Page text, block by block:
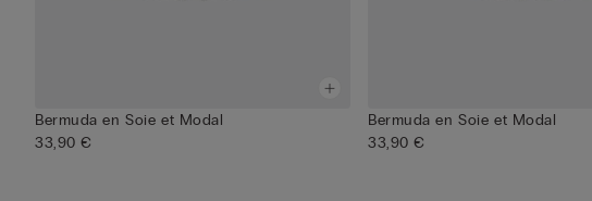
Bermuda en Soie et Modal
33,90 €
Bermuda en Soie et Modal
33,90 €